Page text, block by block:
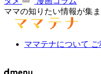
ママの知りたい情報が集
ママテナについて